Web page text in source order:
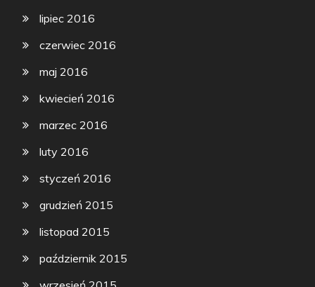
lipiec 2016
czerwiec 2016
maj 2016
kwiecień 2016
marzec 2016
luty 2016
styczeń 2016
grudzień 2015
listopad 2015
październik 2015